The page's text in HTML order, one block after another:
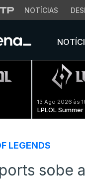
NOTÍCIAS
13 Ago 2026 às
LPLOL Summer
LEGENDS
sobe